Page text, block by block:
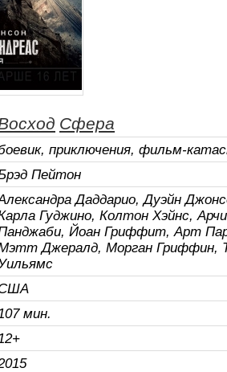
Сфера
приключения, фильм-
Пейтон
Даддарио, Дуэйн
Гуджино, Колтон Хэйнс, Арчи
Йоан Гриффит, Арт
Джералд, Морган Гриффин,
мин.